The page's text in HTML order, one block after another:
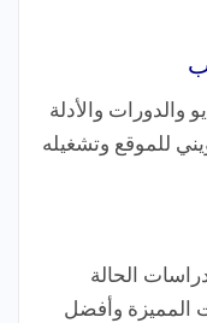
والدورات والأدلة
للموقع وتشغيله
الحالة
المميزة وأفضل